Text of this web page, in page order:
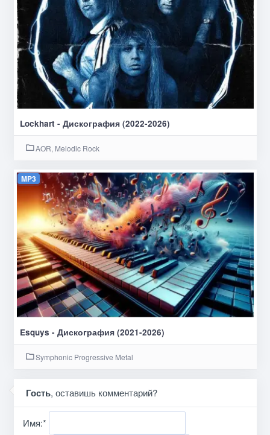
Lockhart - Дискография (2022-2026)
AOR, Melodic Rock
MP3
Esquys - Дискография (2021-2026)
Symphonic Progressive Metal
Гость, оставишь комментарий?
Имя:*